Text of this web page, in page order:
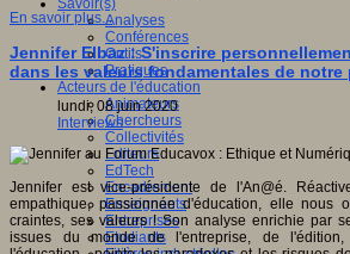
Savoir(s)
Analyses
Conférences
Outils
Pratiques
Acteurs de l'éducation
Animateurs
Chercheurs
Collectivités
Editeurs
EdTech
Encadrement
Enseignants
Entreprises
Etudiants
En savoir plus...
Jennifer Elbaz : S'inscrire
dans les valeurs fondamentales de notre
lundi, 08 juin 2020
Interviews
Jennifer est vice-présidente de l'An@é.
empathique, passionnée d'éducation, elle nous
craintes, ses valeurs ! Son analyse enrichie par
issues du monde de l'entreprise, de